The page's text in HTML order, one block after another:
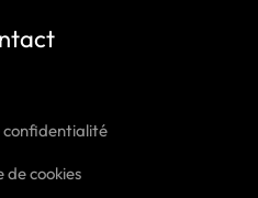
confidentialité
de cookies